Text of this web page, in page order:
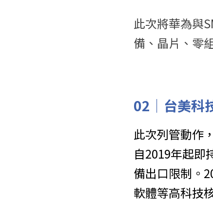
此次將華為與
備、晶片、零
02｜ 台美科
此次列管動作
自2019年起即
備出口限制。
軟體等高科技